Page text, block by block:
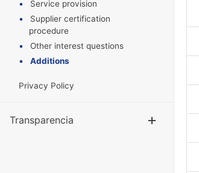
Service provision
Supplier certification
procedure
Other interest questions
Additions
Privacy Policy
Transparencia